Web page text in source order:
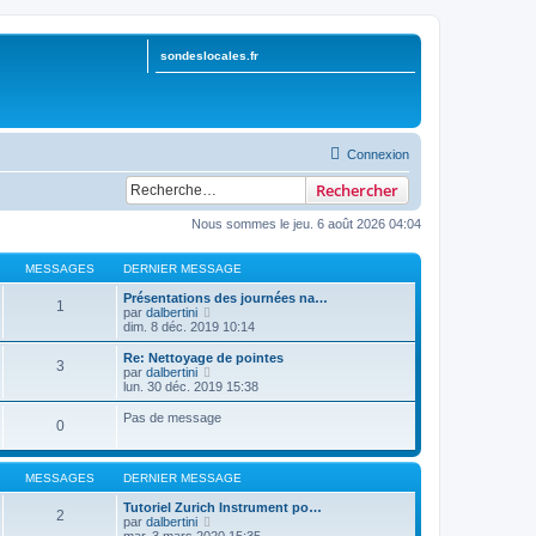
sondeslocales.fr
Connexion
Rechercher
Nous sommes le jeu. 6 août 2026 04:04
MESSAGES DERNIER MESSAGE
1
Présentations des journées na…
par dalbertini
o
i
r
e
r
i
e
r
m
e
dim. 8 déc. 2019 10:14
3
Re: Nettoyage de pointes
par dalbertini
o
i
r
d
e
r
n
e
lun. 30 déc. 2019 15:38
0 Pas de message
MESSAGES DERNIER MESSAGE
2
Tutoriel Zurich Instrument po…
par dalbertini